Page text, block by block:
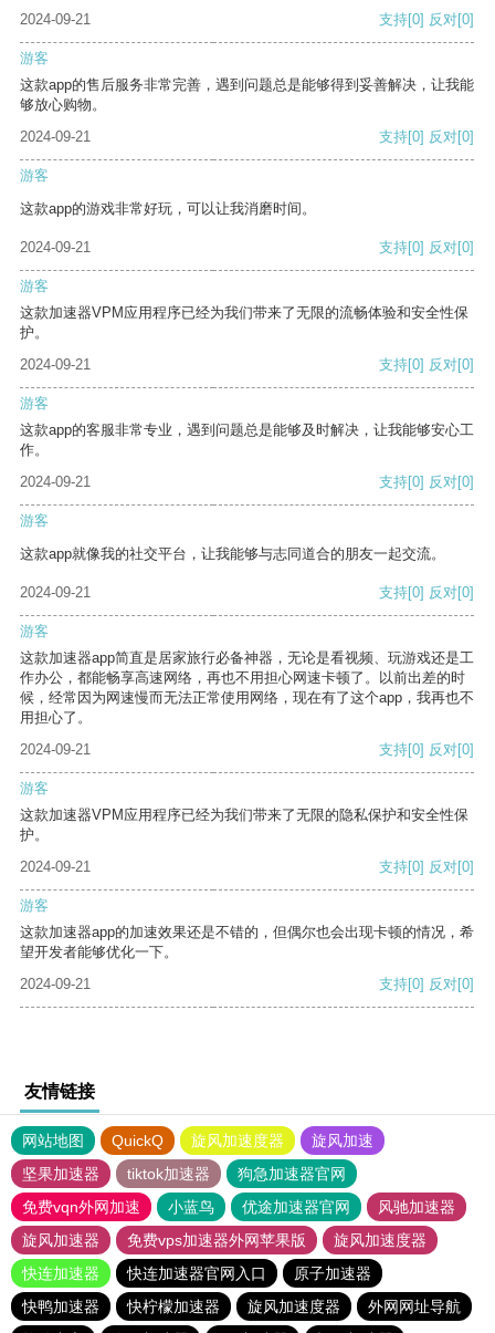
2024-09-21
支持[0] 反对[0]
游客
这款app的售后服务非常完善，遇到问题总是能够得到妥善解决，让我能
够放心购物。
2024-09-21
支持[0] 反对[0]
游客
这款app的游戏非常好玩，可以让我消磨时间。
2024-09-21 支持[0] 反对[0]
游客
这款加速器VPM应用程序已经为我们带来了无限的流畅体验和安全性保
护。
2024-09-21
支持[0] 反对[0]
游客
这款app的客服非常专业，遇到问题总是能够及时解决，让我能够安心工
作。
2024-09-21
支持[0] 反对[0]
游客
这款app就像我的社交平台，让我能够与志同道合的朋友一起交流。
2024-09-21 支持[0] 反对[0]
游客
这款加速器app简直是居家旅行必备神器，无论是看视频、玩游戏还是工
作办公，都能畅享高速网络，再也不用担心网速卡顿了。以前出差的时
候，经常因为网速慢而无法正常使用网络，现在有了这个app，我再也不
用担心了。
2024-09-21
支持[0] 反对[0]
游客
这款加速器VPM应用程序已经为我们带来了无限的隐私保护和安全性保
护。
2024-09-21
支持[0] 反对[0]
游客
这款加速器app的加速效果还是不错的，但偶尔也会出现卡顿的情况，希
望开发者能够优化一下。
2024-09-21
支持[0] 反对[0]
友情链接
网站地图 QuickQ 旋风加速度器
旋风加速
坚果加速器
tiktok加速器
狗急加速器官网
免费vqn外网加速
小蓝鸟 优途加速器官网
风驰加速器
旋风加速器
免费vps加速器外网苹果版
旋风加速度器
快连加速器
快连加速器官网入口
原子加速器
快鸭加速器
快柠檬加速器 旋风加速度器
外网网址导航